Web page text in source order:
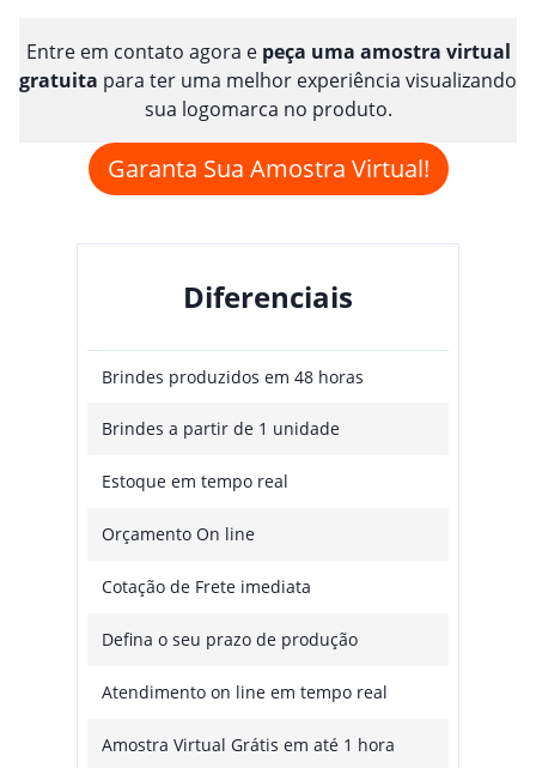
Entre em contato agora e peça uma amostra virtual
gratuita para ter uma melhor experiência visualizando
sua logomarca no produto.
Garanta Sua Amostra Virtual!
Diferenciais
Brindes produzidos em 48 horas
Brindes a partir de 1 unidade
Estoque em tempo real
Orçamento On line
Cotação de Frete imediata
Defina o seu prazo de produção
Atendimento on line em tempo real
Amostra Virtual Grátis em até 1 hora